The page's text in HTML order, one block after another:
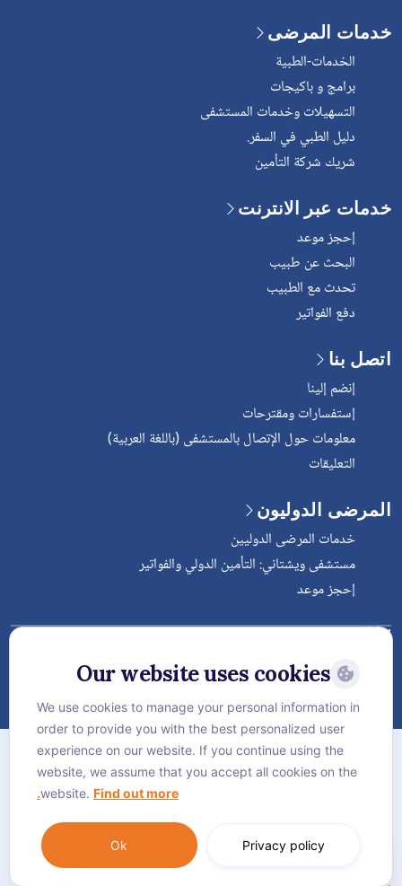
خدمات المرضى
الخدمات-الطبية
برامج و باكيجات
التسهيلات وخدمات المستشفى
دليل الطبي في السفر.
شريك شركة التأمين
خدمات عبر الانترنت
إحجز موعد
البحث عن طبيب
تحدث مع الطبيب
دفع الفواتير
اتصل بنا
إنضم إلينا
إستفسارات ومقترحات
معلومات حول الإتصال بالمستشفى (باللغة العربية)
التعليقات
المرضى الدوليون
خدمات المرضى الدوليين
مستشفى ويشتاني: التأمين الدولي والفواتير
إحجز موعد
Follow Vejthani International
Hospital
الخريطة
سياسة الخصوصية
© Vejthani International Hospital | JCI Accredited
العربية
Our website uses cookies
We use cookies to manage your personal information in
order to provide you with the best personalized user
experience on our website. If you continue using the
website, we assume that you accept all cookies on the
website. Find out more.
Ok Privacy policy